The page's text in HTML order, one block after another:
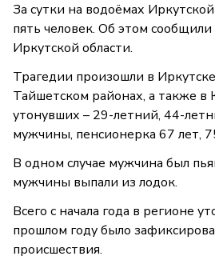
За сутки на водоёмах
пять человек. Об этом
Иркутской области.
Трагедии произошли в
Тайшетском районах, а также в
утонувших – 29-летний, 44-
мужчины, пенсионерка 67 лет,
В одном случае мужчина был
мужчины выпали из лодок.
Всего с начала года в регионе
прошлом году было
происшествия.